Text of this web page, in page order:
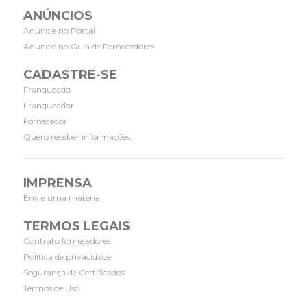
ANÚNCIOS
Anuncie no Portal
Anuncie no Guia de Fornecedores
CADASTRE-SE
Franqueado
Franqueador
Fornecedor
Quero receber informações
IMPRENSA
Envie uma matéria
TERMOS LEGAIS
Contrato fornecedores
Política de privacidade
Segurança de Certificados
Termos de Uso